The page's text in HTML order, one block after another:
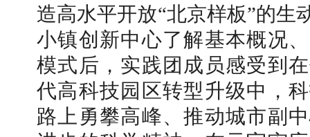
造高水平开放“北京样板”的生
小镇创新中心了解基本概况
模式后，实践团成员感受到
代高科技园区转型升级中，
路上勇攀高峰、推动城市副